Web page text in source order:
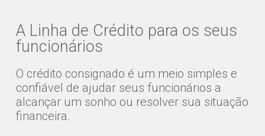
A Linha de Crédito para os seus
funcionários
O crédito consignado é um meio simples e
confiável de ajudar seus funcionários a
alcançar um sonho ou resolver sua situação
financeira.